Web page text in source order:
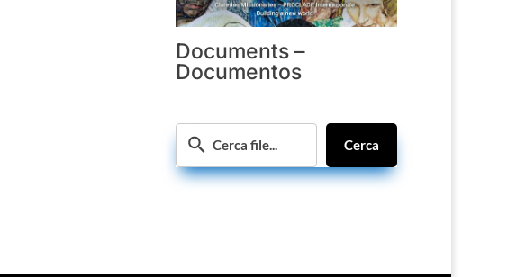
Documents –
Documentos
Cerca